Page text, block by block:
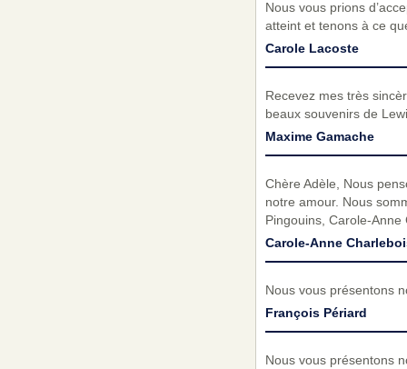
Nous vous prions
atteint et tenons à ce
Carole Lacoste
Recevez mes très
beaux souvenirs de
Maxime Gamache
Chère Adèle, Nous
notre amour. Nous
Pingouins, Carole-
Carole-Anne
Nous vous présentons
François Périard
Nous vous présentons